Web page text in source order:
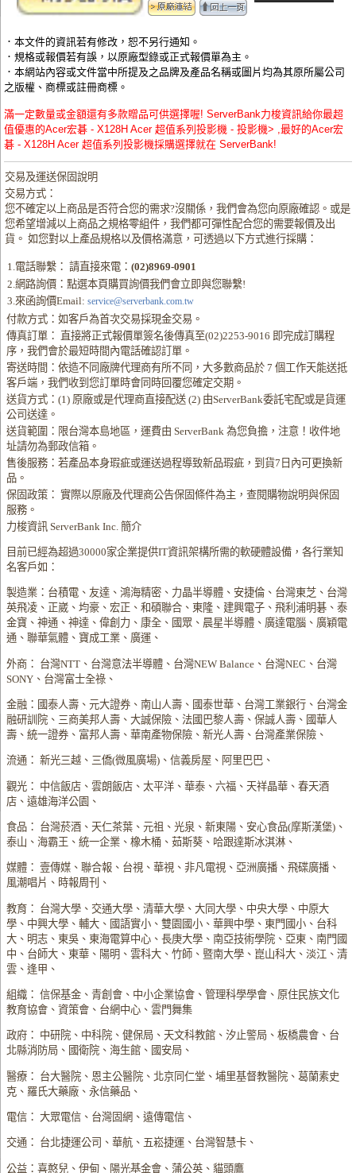
．本文件的資訊若有修改，恕不另行通知。
．規格或報價若有誤，以原廠型錄或正式報價單為主。
．本網站內容或文件當中所提及之品牌及產品名稱或圖片均為其原所屬公司
之版權、商標或註冊商標。
滿一定數量或金額還有多款贈品可供選擇喔! ServerBank力梭資訊給你最超
值優惠的Acer宏碁 - X128H Acer 超值系列投影機 - 投影機> ,最好的Acer宏
碁 - X128H Acer 超值系列投影機採購選擇就在 ServerBank!
交易及運送保固說明
交易方式：
您不確定以上商品是否符合您的需求?沒關係，我們會為您向原廠確認。或是
您希望增減以上商品之規格零組件，我們都可彈性配合您的需要報價及出
貨。 如您對以上產品規格以及價格滿意，可透過以下方式進行採購：
1.電話聯繫： 請直接來電：(02)8969-0901
2.網路詢價：點選本頁購買詢價我們會立即與您聯繫!
3.來函詢價Email: service@serverbank.com.tw
付款方式：如客戶為首次交易採現金交易。
傳真訂單： 直接將正式報價單簽名後傳真至(02)2253-9016 即完成訂購程
序，我們會於最短時間內電話確認訂單。
寄送時間：依造不同廠牌代理商有所不同，大多數商品於 7 個工作天能送抵
客戶端，我們收到您訂單時會同時回覆您確定交期。
送貨方式：(1) 原廠或是代理商直接配送 (2) 由ServerBank委託宅配或是貨運
公司送達。
送貨範圍：限台灣本島地區，運費由 ServerBank 為您負擔，注意！收件地
址請勿為郵政信箱。
售後服務：若產品本身瑕疵或運送過程導致新品瑕疵，到貨7日內可更換新
品。
保固政策： 實際以原廠及代理商公告保固條件為主，查閱購物說明與保固
服務。
力梭資訊 ServerBank Inc. 簡介
目前已經為超過30000家企業提供IT資訊架構所需的軟硬體設備，各行業知
名客戶如：
製造業：台積電、友達、鴻海精密、力晶半導體、安捷倫、台灣東芝、台灣
英飛凌、正崴、均豪、宏正、和碩聯合、東隆、建興電子、飛利浦明碁、泰
金寶、神通、神達、偉創力、康全、國眾、晨星半導體、廣達電腦、廣穎電
通、聯華氣體、寶成工業、廣運、
外商： 台灣NTT、台灣意法半導體、台灣NEW Balance、台灣NEC、台灣
SONY、台灣富士全祿、
金融：國泰人壽、元大證券、南山人壽、國泰世華、台灣工業銀行、台灣金
融研訓院、三商美邦人壽、大誠保險、法國巴黎人壽、保誠人壽、國華人
壽、統一證券、富邦人壽、華南產物保險、新光人壽、台灣產業保險、
流通： 新光三越、三僑(微風廣場)、信義房屋、阿里巴巴、
觀光： 中信飯店、雲朗飯店、太平洋、華泰、六福、天祥晶華、春天酒
店、遠雄海洋公園、
食品： 台灣菸酒、天仁茶葉、元祖、光泉、新東陽、安心食品(摩斯漢堡)、
泰山、海霸王、統一企業、橡木桶、茹斯葵、哈跟達斯冰淇淋、
媒體： 壹傳媒、聯合報、台視、華視、非凡電視、亞洲廣播、飛碟廣播、
風潮唱片、時報周刊、
教育： 台灣大學、交通大學、清華大學、大同大學、中央大學、中原大
學、中興大學、輔大、國語實小、雙園國小、華興中學、東門國小、台科
大、明志、東吳、東海電算中心、長庚大學、南亞技術學院、亞東、南門國
中、台師大、東華、陽明、雲科大、竹師、暨南大學、崑山科大、淡江、清
雲、逢甲、
組織： 信保基金、青創會、中小企業協會、管理科學學會、原住民族文化
教育協會、資策會、台網中心、雲門舞集
政府： 中研院、中科院、健保局、天文科教館、汐止警局、板橋農會、台
北縣消防局、國衛院、海生館、國安局、
醫療： 台大醫院、恩主公醫院、北京同仁堂、埔里基督教醫院、葛蘭素史
克、羅氏大藥廠、永信藥品、
電信： 大眾電信、台灣固網、遠傳電信、
交通： 台北捷運公司、華航、五崧捷運、台灣智慧卡、
公益：喜憨兒、伊甸、陽光基金會、蒲公英、貓頭鷹